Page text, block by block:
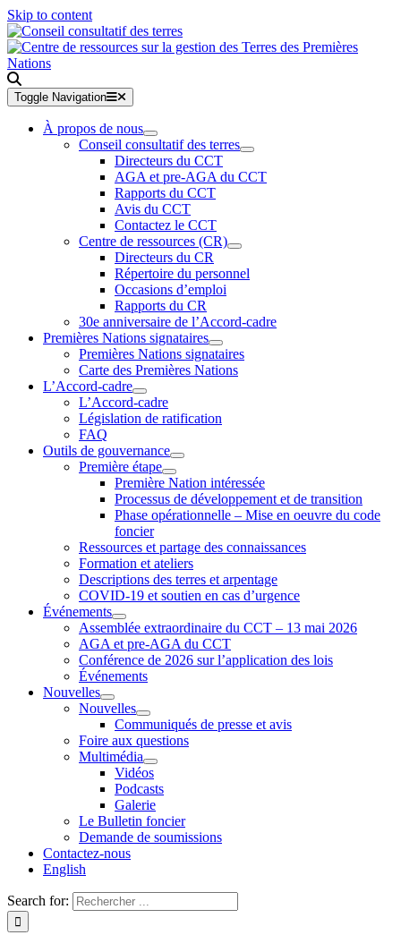
Skip to content
Toggle Navigation
À propos de nous
Conseil consultatif des terres
Directeurs du CCT
AGA et pre-AGA du CCT
Rapports du CCT
Avis du CCT
Contactez le CCT
Centre de ressources (CR)
Directeurs du CR
Répertoire du personnel
Occasions d’emploi
Rapports du CR
30e anniversaire de l’Accord-cadre
Premières Nations signataires
Premières Nations signataires
Carte des Premières Nations
L’Accord-cadre
L’Accord-cadre
Législation de ratification
FAQ
Outils de gouvernance
Première étape
Première Nation intéressée
Processus de développement et de transition
Phase opérationnelle – Mise en oeuvre du code
foncier
Ressources et partage des connaissances
Formation et ateliers
Descriptions des terres et arpentage
COVID-19 et soutien en cas d’urgence
Événements
Assemblée extraordinaire du CCT – 13 mai 2026
AGA et pre-AGA du CCT
Conférence de 2026 sur l’application des lois
Événements
Nouvelles
Nouvelles
Communiqués de presse et avis
Foire aux questions
Multimédia
Vidéos
Podcasts
Galerie
Le Bulletin foncier
Demande de soumissions
Contactez-nous
English
Search for: